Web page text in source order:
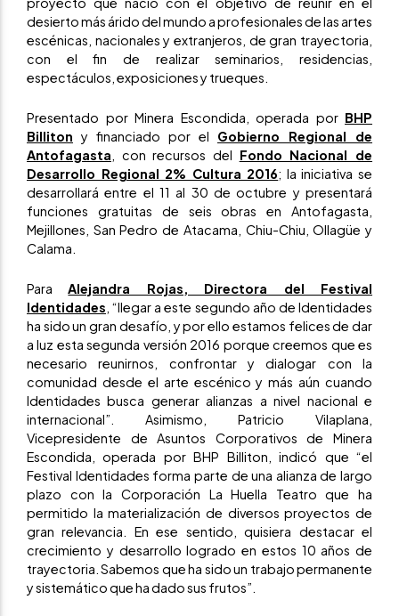
desierto más árido del mundo a profesionales de las artes
escénicas, nacionales y extranjeros, de gran trayectoria,
con el fin de realizar seminarios, residencias,
espectáculos, exposiciones y trueques.
Presentado por Minera Escondida, operada por BHP
Billiton y financiado por el Gobierno Regional de
Antofagasta , con recursos del Fondo Nacional de
Desarrollo Regional 2% Cultura 2016; la iniciativa se
desarrollará entre el 11 al 30 de octubre y presentará
funciones gratuitas de seis obras en Antofagasta,
Mejillones, San Pedro de Atacama, Chiu-Chiu, Ollagüe y
Calama.
ParaAlejandra Rojas, Directora del Festival
Identidades , “llegar a este segundo año de Identidades
ha sido un gran desafío, y por ello estamos felices de dar
a luz esta segunda versión 2016 porque creemos que es
necesario reunirnos, confrontar y dialogar con la
comunidad desde el arte escénico y más aún cuando
Identidades busca generar alianzas a nivel nacional e
internacional”. Asimismo, Patricio Vilaplana,
Vicepresidente de Asuntos Corporativos de Minera
Escondida, operada por BHP Billiton, indicó que “el
Festival Identidades forma parte de una alianza de largo
plazo con la Corporación La Huella Teatro que ha
permitido la materialización de diversos proyectos de
gran relevancia. En ese sentido, quisiera destacar el
crecimiento y desarrollo logrado en estos 10 años de
trayectoria. Sabemos que ha sido un trabajo permanente
y sistemático que ha dado sus frutos”.